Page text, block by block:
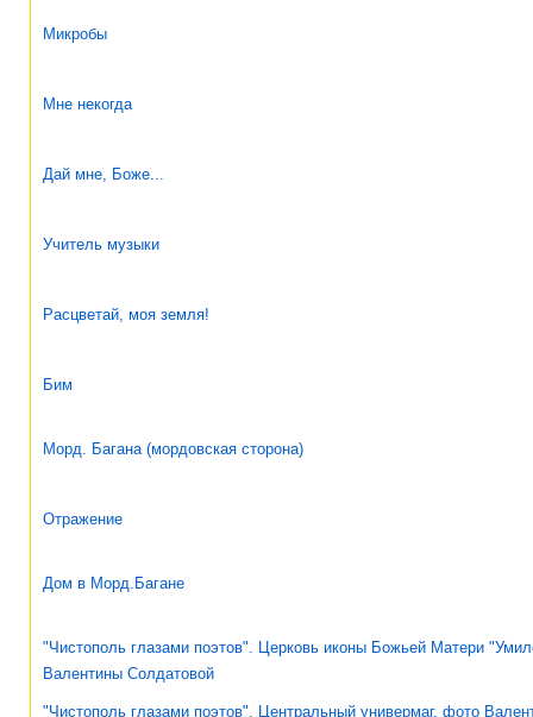
Микробы
Мне некогда
Дай мне, Боже...
Учитель музыки
Расцветай, моя земля!
Бим
Морд. Багана (мордовская сторона)
Отражение
Дом в Морд.Багане
"Чистополь глазами поэтов". Церковь иконы Божьей Матери
Валентины Солдатовой
"Чистополь глазами поэтов". Центральный универмаг, фото